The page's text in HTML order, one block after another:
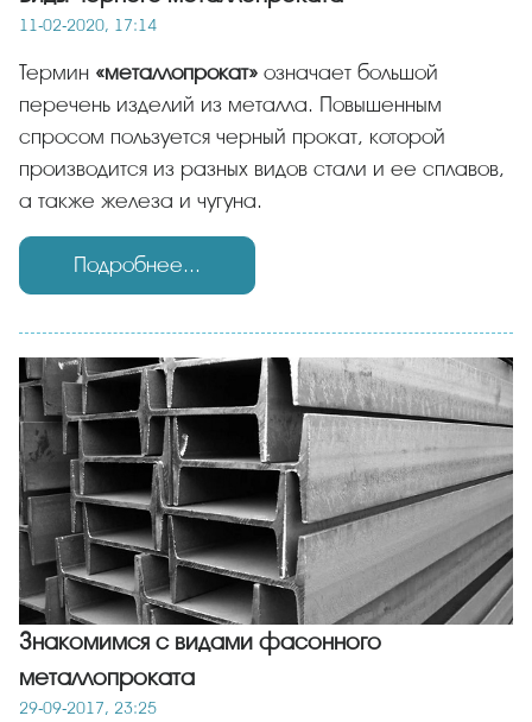
11-02-2020, 17:14
Термин «металлопрокат» означает большой
перечень изделий из металла. Повышенным
спросом пользуется черный прокат, которой
производится из разных видов стали и ее сплавов,
а также железа и чугуна.
Подробнее...
Знакомимся с видами фасонного
металлопроката
29-09-2017, 23:25